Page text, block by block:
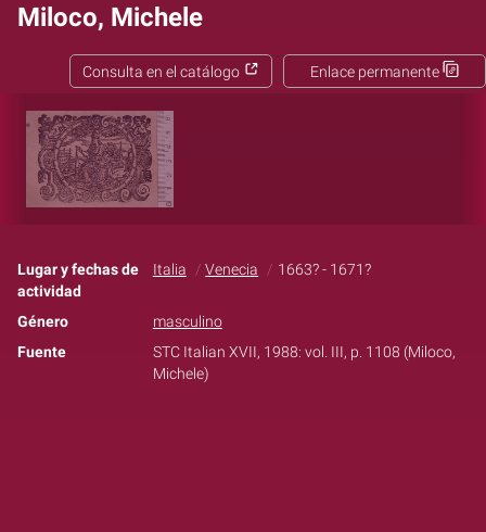
Miloco, Michele
Enlace permanente
Consulta en el catálogo
Lugar y fechas de
actividad
Italia Venecia 1663? - 1671?
Género
masculino
Fuente
STC Italian XVII, 1988: vol. III, p. 1108 (Miloco,
Michele)